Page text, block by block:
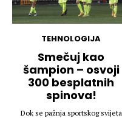
TEHNOLOGIJA
Smečuj kao
šampion – osvoji
300 besplatnih
spinova!
Dok se pažnja sportskog svijeta